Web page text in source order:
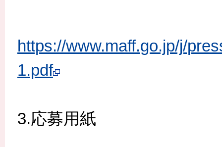
https://www.maff.go.jp/j/
1.pdf
3.応募用紙